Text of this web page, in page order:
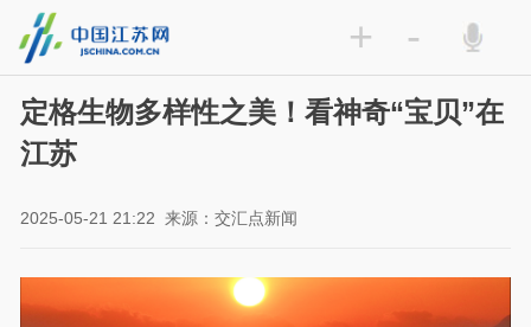
+ -
定格生物多样性之美！看神奇“宝贝”在
江苏
2025-05-21 21:22 来源：交汇点新闻